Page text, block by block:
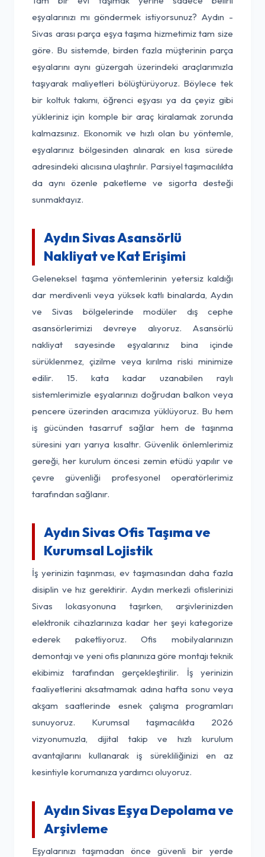
eşyalarınızı mı göndermek istiyorsunuz? Aydın -
Sivas arası parça eşya taşıma hizmetimiz tam size
göre. Bu sistemde, birden fazla müşterinin parça
eşyalarını aynı güzergah üzerindeki araçlarımızla
taşıyarak maliyetleri bölüştürüyoruz. Böylece tek
bir koltuk takımı, öğrenci eşyası ya da çeyiz gibi
yükleriniz için komple bir araç kiralamak zorunda
kalmazsınız. Ekonomik ve hızlı olan bu yöntemle,
eşyalarınız bölgesinden alınarak en kısa sürede
adresindeki alıcısına ulaştırılır. Parsiyel taşımacılıkta
da aynı özenle paketleme ve sigorta desteği
sunmaktayız.
Aydın Sivas Asansörlü
Nakliyat ve Kat Erişimi
Geleneksel taşıma yöntemlerinin yetersiz kaldığı
dar merdivenli veya yüksek katlı binalarda, Aydın
ve Sivas bölgelerinde modüler dış cephe
asansörlerimizi devreye alıyoruz. Asansörlü
nakliyat sayesinde eşyalarınız bina içinde
sürüklenmez, çizilme veya kırılma riski minimize
edilir. 15. kata kadar uzanabilen raylı
sistemlerimizle eşyalarınızı doğrudan balkon veya
pencere üzerinden aracımıza yüklüyoruz. Bu hem
iş gücünden tasarruf sağlar hem de taşınma
süresini yarı yarıya kısaltır. Güvenlik önlemlerimiz
gereği, her kurulum öncesi zemin etüdü yapılır ve
çevre güvenliği profesyonel operatörlerimiz
tarafından sağlanır.
Aydın Sivas Ofis Taşıma ve
Kurumsal Lojistik
İş yerinizin taşınması, ev taşımasından daha fazla
disiplin ve hız gerektirir. Aydın merkezli ofislerinizi
Sivas lokasyonuna taşırken, arşivlerinizden
elektronik cihazlarınıza kadar her şeyi kategorize
ederek paketliyoruz. Ofis mobilyalarınızın
demontajı ve yeni ofis planınıza göre montajı teknik
ekibimiz tarafından gerçekleştirilir. İş yerinizin
faaliyetlerini aksatmamak adına hafta sonu veya
akşam saatlerinde esnek çalışma programları
sunuyoruz. Kurumsal taşımacılıkta 2026
vizyonumuzla, dijital takip ve hızlı kurulum
avantajlarını kullanarak iş sürekliliğinizi en az
kesintiyle korumanıza yardımcı oluyoruz.
Aydın Sivas Eşya Depolama ve
Arşivleme
Eşyalarınızı taşımadan önce güvenli bir yerde